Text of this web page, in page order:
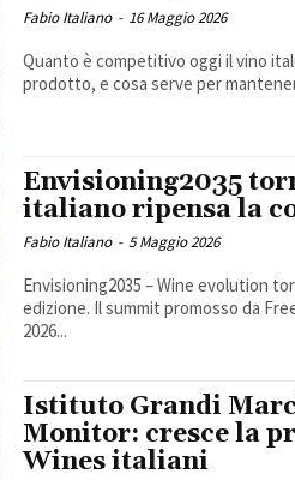
Fabio Italiano - 16 Maggio 2026
Quanto è competitivo oggi il vino
prodotto, e cosa serve per
Envisioning2035
italiano ripensa la
Fabio Italiano - 5 Maggio 2026
Envisioning2035 – Wine evolution
edizione. Il summit promosso da
2026...
Istituto Grandi
Monitor: cresce la
Wines italiani